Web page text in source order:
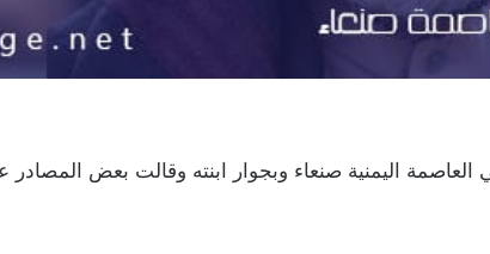
اليمنية صنعاء وبجوار ابنته وقالت بعض المصادر